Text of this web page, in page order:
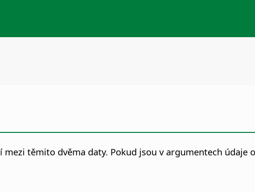
mezi těmito dvěma daty. Pokud jsou v argumentech údaje